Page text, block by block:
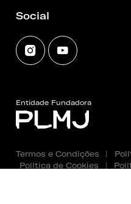
Social
Entidade Fundadora
Termos e Condições |
Política de Cookies
|